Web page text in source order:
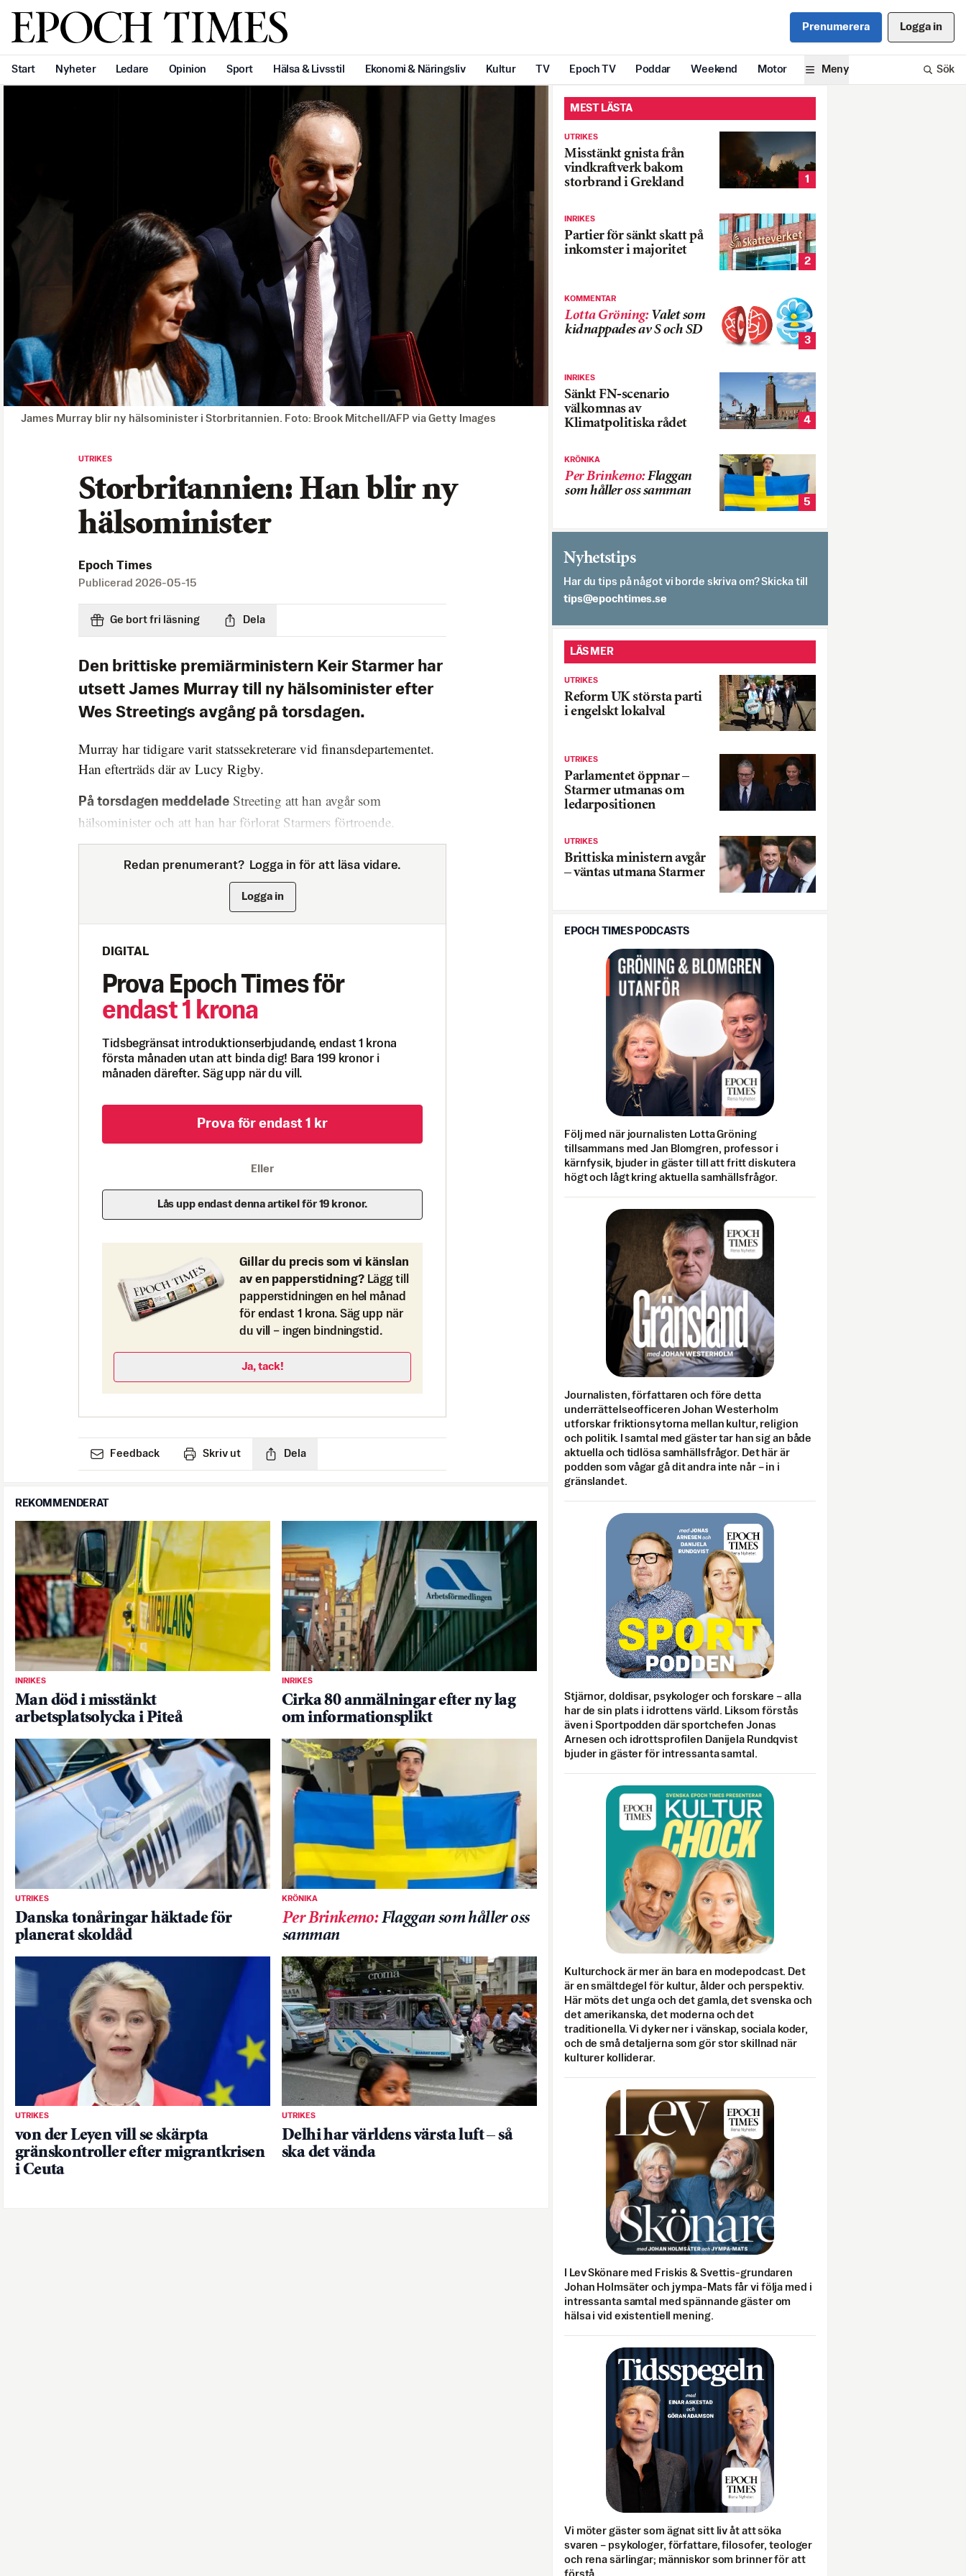
Svenska Epoch Times Prenumerera Logga in
Start Nyheter Ledare Opinion Sport Hälsa & Livsstil Ekonomi & Näringsliv Kultur TV Epoch TV Poddar Weekend Motor Meny Sök
James Murray blir ny hälsominister i Storbritannien. Foto: Brook Mitchell/AFP via Getty Images
UTRIKES
Storbritannien: Han blir ny
hälsominister
Epoch Times
Publicerad 2026-05-15
Ge bort fri läsning Dela
Den brittiske premiärministern Keir Starmer har
utsett James Murray till ny hälsominister efter
Wes Streetings avgång på torsdagen.
Murray har tidigare varit statssekreterare vid finansdepartementet.
Han efterträds där av Lucy Rigby.
På torsdagen meddelade Streeting att han avgår som
hälsominister och att han har förlorat Starmers förtroende.
Redan prenumerant? Logga in för att läsa vidare.
Logga in
DIGITAL
Prova Epoch Times för
endast 1 krona
Tidsbegränsat introduktionserbjudande, endast 1 krona
första månaden utan att binda dig! Bara 199 kronor i
månaden därefter. Säg upp när du vill.
Prova för endast 1 kr
Eller
Lås upp endast denna artikel för 19 kronor.
Gillar du precis som vi känslan
av en papperstidning? Lägg till
papperstidningen en hel månad
för endast 1 krona. Säg upp när
du vill – ingen bindningstid.
Ja, tack!
Feedback Skriv ut Dela
REKOMMENDERAT
INRIKES
Man död i misstänkt
arbetsplatsolycka i Piteå
INRIKES
Cirka 80 anmälningar efter ny lag
om informationsplikt
UTRIKES
Danska tonåringar häktade för
planerat skoldåd
KRÖNIKA
Per Brinkemo:Flaggan som håller oss
samman
UTRIKES
von der Leyen vill se skärpta
gränskontroller efter migrantkrisen
i Ceuta
UTRIKES
Delhi har världens värsta luft – så
ska det vända
MEST LÄSTA
UTRIKES
Misstänkt gnista från
vindkraftverk bakom
storbrand i Grekland
1
INRIKES
Partier för sänkt skatt på
inkomster i majoritet
2
KOMMENTAR
Lotta Gröning: Valet som
kidnappades av S och SD
3
INRIKES
Sänkt FN-scenario
välkomnas av
Klimatpolitiska rådet
4
KRÖNIKA
Per Brinkemo:Flaggan
som håller oss samman
5
Nyhetstips
Har du tips på något vi borde skriva om? Skicka till
es.semithcope@spit
LÄS MER
UTRIKES
Reform UK största parti
i engelskt lokalval
UTRIKES
Parlamentet öppnar –
Starmer utmanas om
ledarpositionen
UTRIKES
Brittiska ministern avgår
– väntas utmana Starmer
EPOCH TIMES PODCASTS
Följ med när journalisten Lotta Gröning
tillsammans med Jan Blomgren, professor i
kärnfysik, bjuder in gäster till att fritt diskutera
högt och lågt kring aktuella samhällsfrågor.
Journalisten, författaren och före detta
underrättelseofficeren Johan Westerholm
utforskar friktionsytorna mellan kultur, religion
och politik. I samtal med gäster tar han sig an både
aktuella och tidlösa samhällsfrågor. Det här är
podden som vågar gå dit andra inte når – in i
gränslandet.
Stjärnor, doldisar, psykologer och forskare – alla
har de sin plats i idrottens värld. Liksom förstås
även i Sportpodden där sportchefen Jonas
Arnesen och idrottsprofilen Danijela Rundqvist
bjuder in gäster för intressanta samtal.
Kulturchock är mer än bara en modepodcast. Det
är en smältdegel för kultur, ålder och perspektiv.
Här möts det unga och det gamla, det svenska och
det amerikanska, det moderna och det
traditionella. Vi dyker ner i vänskap, sociala koder,
och de små detaljerna som gör stor skillnad när
kulturer kolliderar.
I Lev Skönare med Friskis & Svettis-grundaren
Johan Holmsäter och jympa-Mats får vi följa med i
intressanta samtal med spännande gäster om
hälsa i vid existentiell mening.
Vi möter gäster som ägnat sitt liv åt att söka
svaren – psykologer, författare, filosofer, teologer
och rena särlingar; människor som brinner för att